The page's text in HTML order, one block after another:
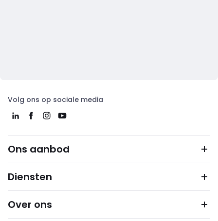
Volg ons op sociale media
Ons aanbod
Diensten
Over ons